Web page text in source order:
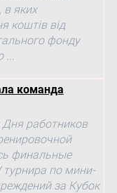
в яких
коштів від
фонду
...
команда
Дня работников
финальные
турнира по мини-
за Кубок